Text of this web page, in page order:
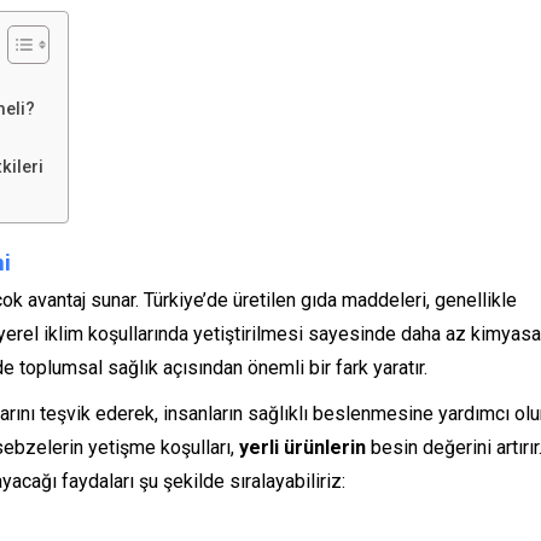
avantaj sunar. Türkiye’de üretilen gıda maddeleri, genellikle
iklim koşullarında yetiştirilmesi sayesinde daha az
sağlık açısından önemli bir fark yaratır.
teşvik ederek, insanların sağlıklı beslenmesine yardımcı
yetişme koşulları, yerli ürünlerin besin değerini artırır.
faydaları şu şekilde sıralayabiliriz: